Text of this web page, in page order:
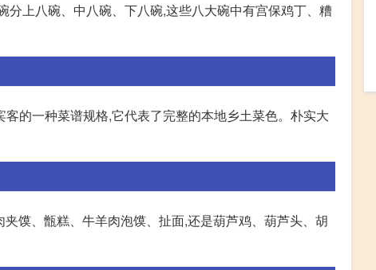
上八碗、中八碗、下八碗,这些八大碗中有宫保鸡丁、糟
的一种菜谱规格,它代表了完整的本地乡土菜色。朴实大
馍、甑糕、牛羊肉泡馍、扯面,还是葫芦鸡、葫芦头、胡